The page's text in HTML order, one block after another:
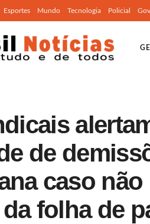
Esportes Mundo Tecnologia Policial
de
caso não
folha de